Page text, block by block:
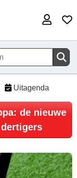
Uitagenda
de nieuwe